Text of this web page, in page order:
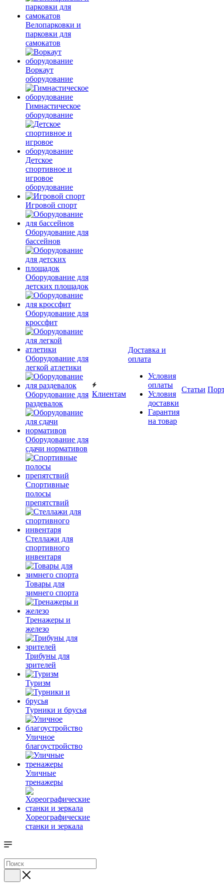
Велопарковки и
парковки для
самокатов
Воркаут
оборудование
Гимнастическое
оборудование
Детское
спортивное и
игровое
оборудование
Игровой спорт
Оборудование для
бассейнов
Оборудование для
детских площадок
Оборудование для
кроссфит
Оборудование для
легкой атлетики
Оборудование для
раздевалок
Оборудование для
сдачи нормативов
Спортивные
полосы
препятствий
Стеллажи для
спортивного
инвентаря
Товары для
зимнего спорта
Тренажеры и
железо
Трибуны для
зрителей
Туризм
Турники и брусья
Уличное
благоустройство
Уличные
тренажеры
Хореографические
станки и зеркала
Клиентам
Доставка и
оплата
Условия
оплаты
Условия
доставки
Гарантия
на товар
Статьи